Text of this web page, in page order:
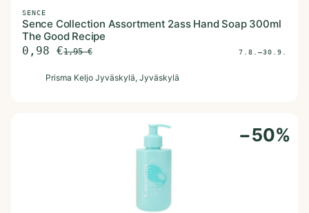
SENCE
Sence Collection Assortment 2ass Hand Soap 300ml
The Good Recipe
0,98 €1,95€ 7.8.–30.9.
Prisma Keljo Jyväskylä, Jyväskylä
−50%